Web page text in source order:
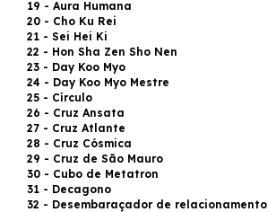
19 - Aura Humana
20 - Cho Ku Rei
21 - Sei Hei Ki
22 - Hon Sha Zen Sho Nen
23 - Day Koo Myo
24 - Day Koo Myo Mestre
25 - Círculo
26 - Cruz Ansata
27 - Cruz Atlante
28 - Cruz Cósmica
29 - Cruz de São Mauro
30 - Cubo de Metatron
31 - Decagono
32 - Desembaraçador de relacionamento